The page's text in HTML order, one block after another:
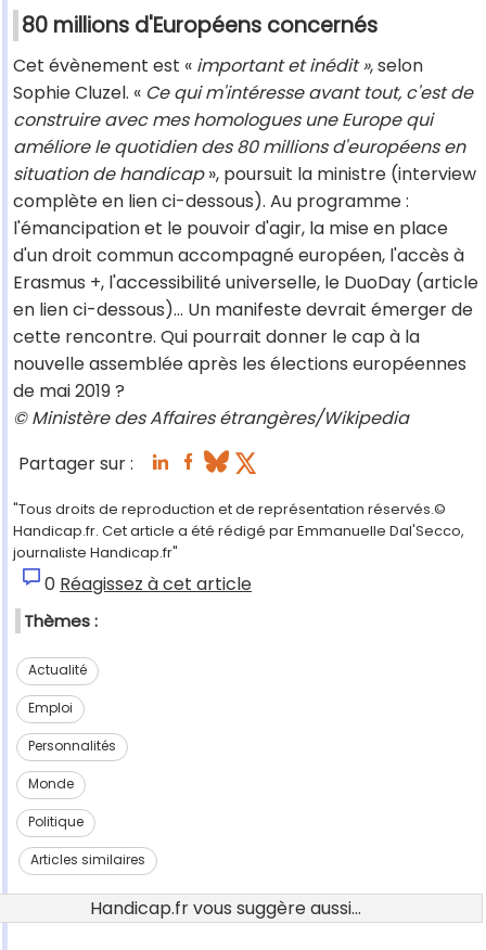
80 millions d'Européens concernés
Cet évènement est « important et inédit », selon
Sophie Cluzel. « Ce qui m'intéresse avant tout, c'est de
construire avec mes homologues une Europe qui
améliore le quotidien des 80 millions d'européens en
situation de handicap», poursuit la ministre (interview
complète en lien ci-dessous). Au programme :
l'émancipation et le pouvoir d'agir, la mise en place
d'un droit commun accompagné européen, l'accès à
Erasmus +, l'accessibilité universelle, le DuoDay (article
en lien ci-dessous)… Un manifeste devrait émerger de
cette rencontre. Qui pourrait donner le cap à la
nouvelle assemblée après les élections européennes
de mai 2019 ?
© Ministère des Affaires étrangères/Wikipedia
Partager sur :
"Tous droits de reproduction et de représentation réservés.©
Handicap.fr. Cet article a été rédigé par Emmanuelle Dal'Secco,
journaliste Handicap.fr"
0 Réagissez à cet article
Thèmes :
Actualité
Emploi
Personnalités
Monde
Politique
Articles similaires
Handicap.fr vous suggère aussi...